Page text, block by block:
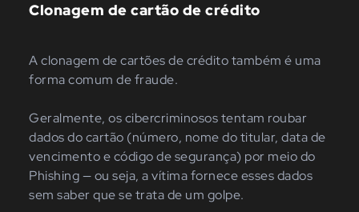
Clonagem de cartão de crédito
A clonagem de cartões de crédito também é uma
forma comum de fraude.
Geralmente, os cibercriminosos tentam roubar
dados do cartão (número, nome do titular, data de
vencimento e código de segurança) por meio do
Phishing — ou seja, a vítima fornece esses dados
sem saber que se trata de um golpe.